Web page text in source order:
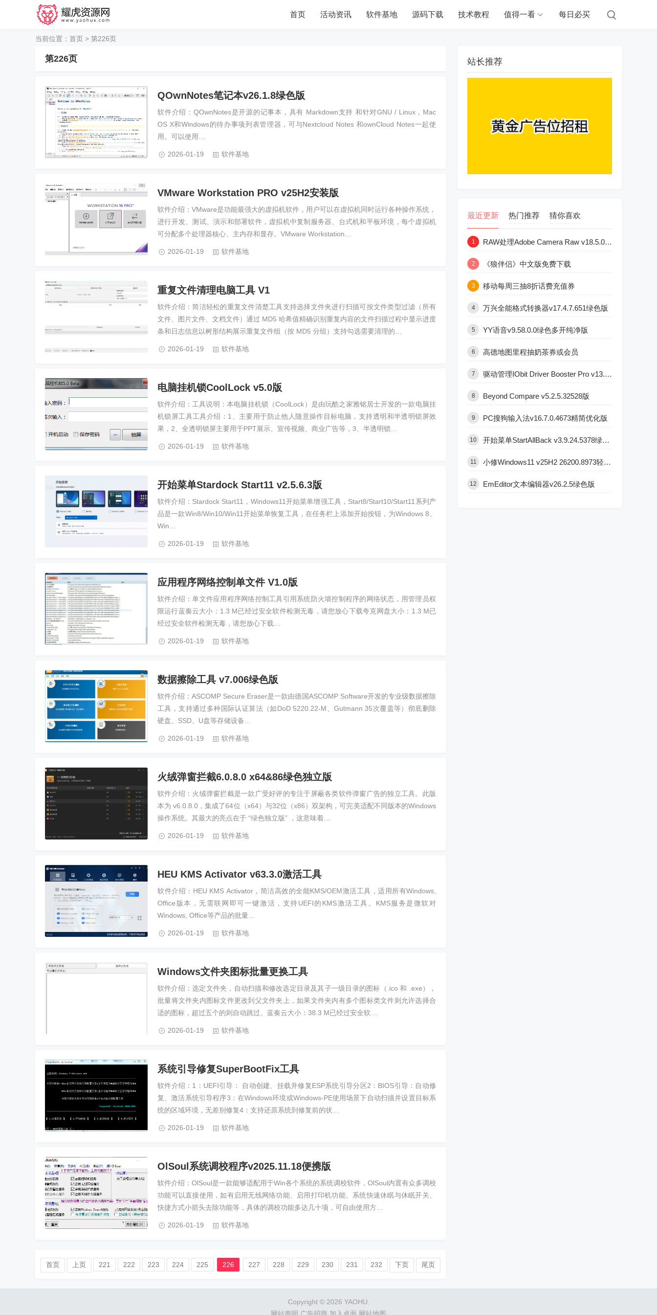
首页 活动资讯 软件基地 源码下载 技术教程 值得一看 每日必买
当前位置： 首页 > 第226页
第226页
QOwnNotes笔记本v26.1.8绿色版
软件介绍：QOwnNotes是开源的记事本，具有 Markdown支持 和针对GNU / Linux，Mac
OS X和Windows的待办事项列表管理器，可与Nextcloud Notes 和ownCloud Notes一起使
用。可以使用…
2026-01-19 软件基地
VMware Workstation PRO v25H2安装版
软件介绍：VMware是功能最强大的虚拟机软件，用户可以在虚拟机同时运行各种操作系统，
进行开发、测试、演示和部署软件，虚拟机中复制服务器、台式机和平板环境，每个虚拟机
可分配多个处理器核心、主内存和显存。VMware Workstation…
2026-01-19 软件基地
重复文件清理电脑工具 V1
软件介绍：简洁轻松的重复文件清楚工具支持选择文件夹进行扫描可按文件类型过滤（所有
文件、图片文件、文档文件）通过 MD5 哈希值精确识别重复内容的文件扫描过程中显示进度
条和日志信息以树形结构展示重复文件组（按 MD5 分组）支持勾选需要清理的…
2026-01-19 软件基地
电脑挂机锁CoolLock v5.0版
软件介绍：工具说明：本电脑挂机锁（CoolLock）是由玩酷之家雅铭居士开发的一款电脑挂
机锁屏工具工具介绍：1、主要用于防止他人随意操作目标电脑，支持透明和半透明锁屏效
果，2、全透明锁屏主要用于PPT展示、宣传视频、商业广告等，3、半透明锁…
2026-01-19 软件基地
开始菜单Stardock Start11 v2.5.6.3版
软件介绍：Stardock Start11，Windows11开始菜单增强工具，Start8/Start10/Start11系列产
品是一款Win8/Win10/Win11开始菜单恢复工具，在任务栏上添加开始按钮，为Windows 8、
Win…
2026-01-19 软件基地
应用程序网络控制单文件 V1.0版
软件介绍：单文件应用程序网络控制工具引用系统防火墙控制程序的网络状态，用管理员权
限运行蓝奏云大小：1.3 M已经过安全软件检测无毒，请您放心下载夸克网盘大小：1.3 M已
经过安全软件检测无毒，请您放心下载…
2026-01-19 软件基地
数据擦除工具 v7.006绿色版
软件介绍：ASCOMP Secure Eraser是一款由德国ASCOMP Software开发的专业级数据擦除
工具，支持通过多种国际认证算法（如DoD 5220.22-M、Gutmann 35次覆盖等）彻底删除
硬盘、SSD、U盘等存储设备…
2026-01-19 软件基地
火绒弹窗拦截6.0.8.0 x64&86绿色独立版
软件介绍：火绒弹窗拦截是一款广受好评的专注于屏蔽各类软件弹窗广告的独立工具。此版
本为 v6.0.8.0，集成了64位（x64）与32位（x86）双架构，可完美适配不同版本的Windows
操作系统。其最大的亮点在于 “绿色独立版” ，这意味着…
2026-01-19 软件基地
HEU KMS Activator v63.3.0激活工具
软件介绍：HEU KMS Activator，简洁高效的全能KMS/OEM激活工具，适用所有Windows,
Office版本，无需联网即可一键激活，支持UEFI的KMS激活工具。KMS服务是微软对
Windows, Office等产品的批量…
2026-01-19 软件基地
Windows文件夹图标批量更换工具
软件介绍：选定文件夹，自动扫描和修改选定目录及其子一级目录的图标（.ico 和 .exe），
批量将文件夹内图标文件更改到父文件夹上，如果文件夹内有多个图标类文件则允许选择合
适的图标，超过五个的则自动跳过。蓝奏云大小：38.3 M已经过安全软…
2026-01-19 软件基地
系统引导修复SuperBootFix工具
软件介绍：1：UEFI引导： 自动创建、挂载并修复ESP系统引导分区2：BIOS引导：自动修
复、激活系统引导程序3：在Windows环境或Windows-PE使用场景下自动扫描并设置目标系
统的区域环境，无差别修复4：支持还原系统到修复前的状…
2026-01-19 软件基地
OlSoul系统调校程序v2025.11.18便携版
软件介绍：OlSoul是一款能够适配用于Win各个系统的系统调校软件，OlSoul内置有众多调校
功能可以直接使用，如有启用无线网络功能、启用打印机功能、系统快速休眠与休眠开关、
快捷方式小箭头去除功能等，具体的调校功能多达几十项，可自由使用方…
2026-01-19 软件基地
首页 上页 221 222 223 224 225 226 227 228 229 230 231 232 下页 尾页
站长推荐
最近更新 热门推荐 猜你喜欢
1 RAW处理Adobe Camera Raw v18.5.0中文版
2 《狼伴侣》中文版免费下载
3 移动每周三抽8折话费充值券
4 万兴全能格式转换器v17.4.7.651绿色版
5 YY语音v9.58.0.0绿色多开纯净版
6 高德地图里程抽奶茶券或会员
7 驱动管理IObit Driver Booster Pro v13.6.0.438便携版
8 Beyond Compare v5.2.5.32528版
9 PC搜狗输入法v16.7.0.4673精简优化版
10 开始菜单StartAllBack v3.9.24.5378绿色版
11 小修Windows11 v25H2 26200.8973轻度精简版
12 EmEditor文本编辑器v26.2.5绿色版
Copyright © 2026 YAOHU.